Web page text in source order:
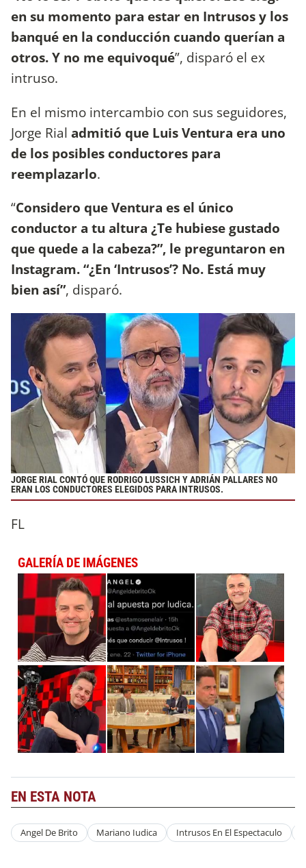
en su momento para estar en Intrusos y los
banqué en la conducción cuando querían a
otros. Y no me equivoqué”, disparó el ex
intruso.
En el mismo intercambio con sus seguidores,
Jorge Rial admitió que Luis Ventura era uno
de los posibles conductores para
reemplazarlo.
“Considero que Ventura es el único
conductor a tu altura ¿Te hubiese gustado
que quede a la cabeza?”, le preguntaron en
Instagram. “¿En ‘Intrusos’? No. Está muy
bien así”, disparó.
JORGE RIAL CONTÓ QUE RODRIGO LUSSICH Y ADRIÁN PALLARES NO
ERAN LOS CONDUCTORES ELEGIDOS PARA INTRUSOS.
FL
GALERÍA DE IMÁGENES
EN ESTA NOTA
Angel De Brito Mariano Iudica Intrusos En El Espectaculo